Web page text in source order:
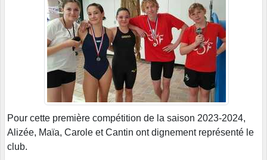
Pour cette première compétition de la saison 2023-2024,
Alizée, Maïa, Carole et Cantin ont dignement représenté le
club.